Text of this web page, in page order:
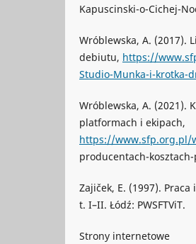
Kapuscinski-o-Cichej-
Wróblewska, A. (2017).
debiutu, https://
Studio-Munka-i-krotka-
Wróblewska, A. (2021).
platformach i ekipach,
https://www.sfp.org.pl/
producentach-
Zajiček, E. (1997).
t. I–II. Łódź: PWSFTViT.
Strony internetowe